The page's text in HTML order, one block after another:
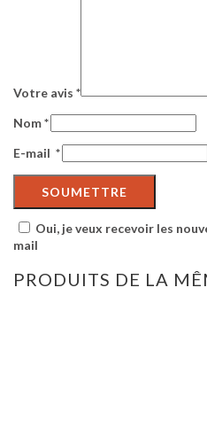
Votre avis *
Nom*
E-mail *
Oui, je veux recevoir les
mail
PRODUITS DE LA